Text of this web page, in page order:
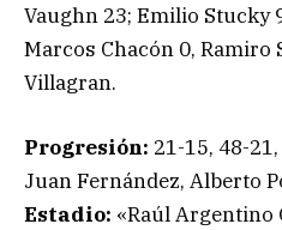
Vaughn 23; Emilio Stucky
Marcos Chacón 0, Ramiro
Villagran.
Progresión: 21-15, 48-
Juan Fernández, Alberto
Estadio: «Raúl Argentino